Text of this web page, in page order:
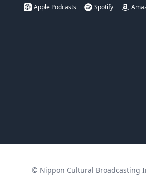
Apple Podcasts
Spotify
© Nippon Cultural Broadcasting